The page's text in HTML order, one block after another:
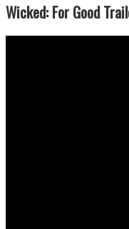
Wicked: For Good